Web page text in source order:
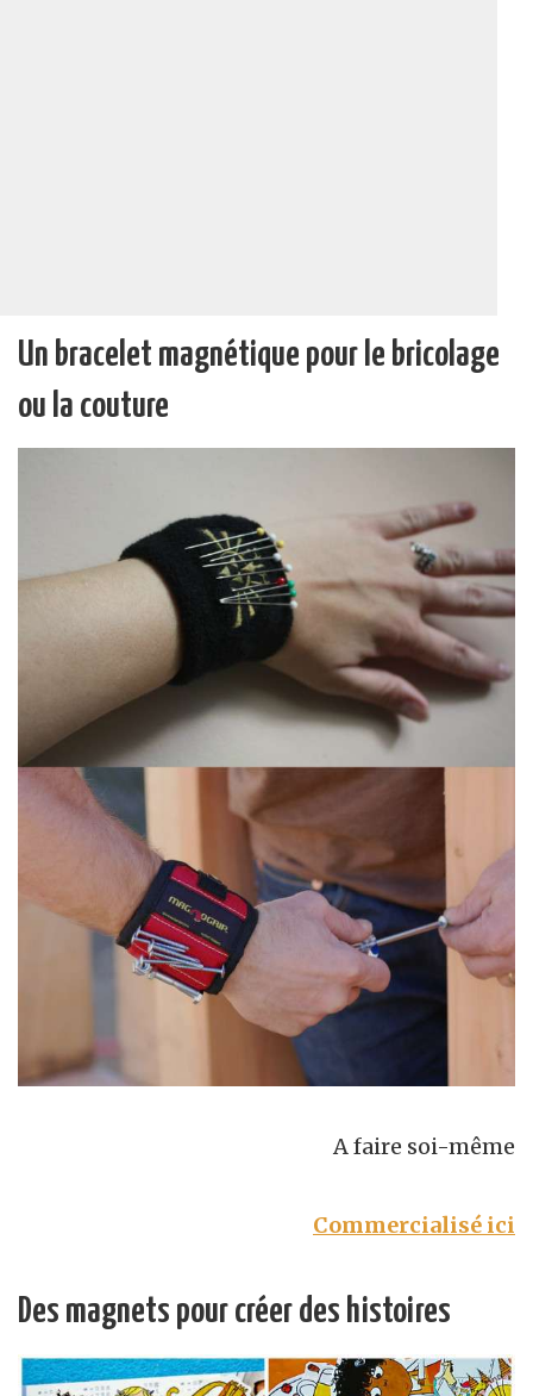
Un bracelet magnétique pour le bricolage
ou la couture
A faire soi-même
Commercialisé ici
Des magnets pour créer des histoires